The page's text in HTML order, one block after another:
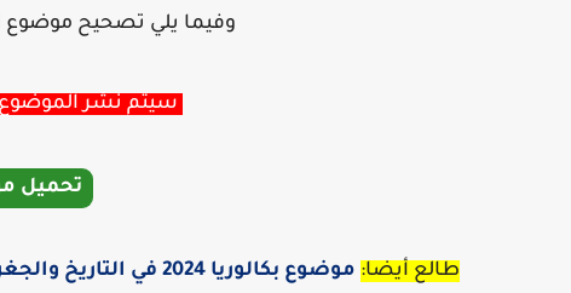
وفيما يلي تصحيح موضوع
سيتم نشر الموضوع
تحميل
طالع أيضا: موضوع بكالوريا 2024 في التاريخ والجغرافيا بكالوريا شعب علمية